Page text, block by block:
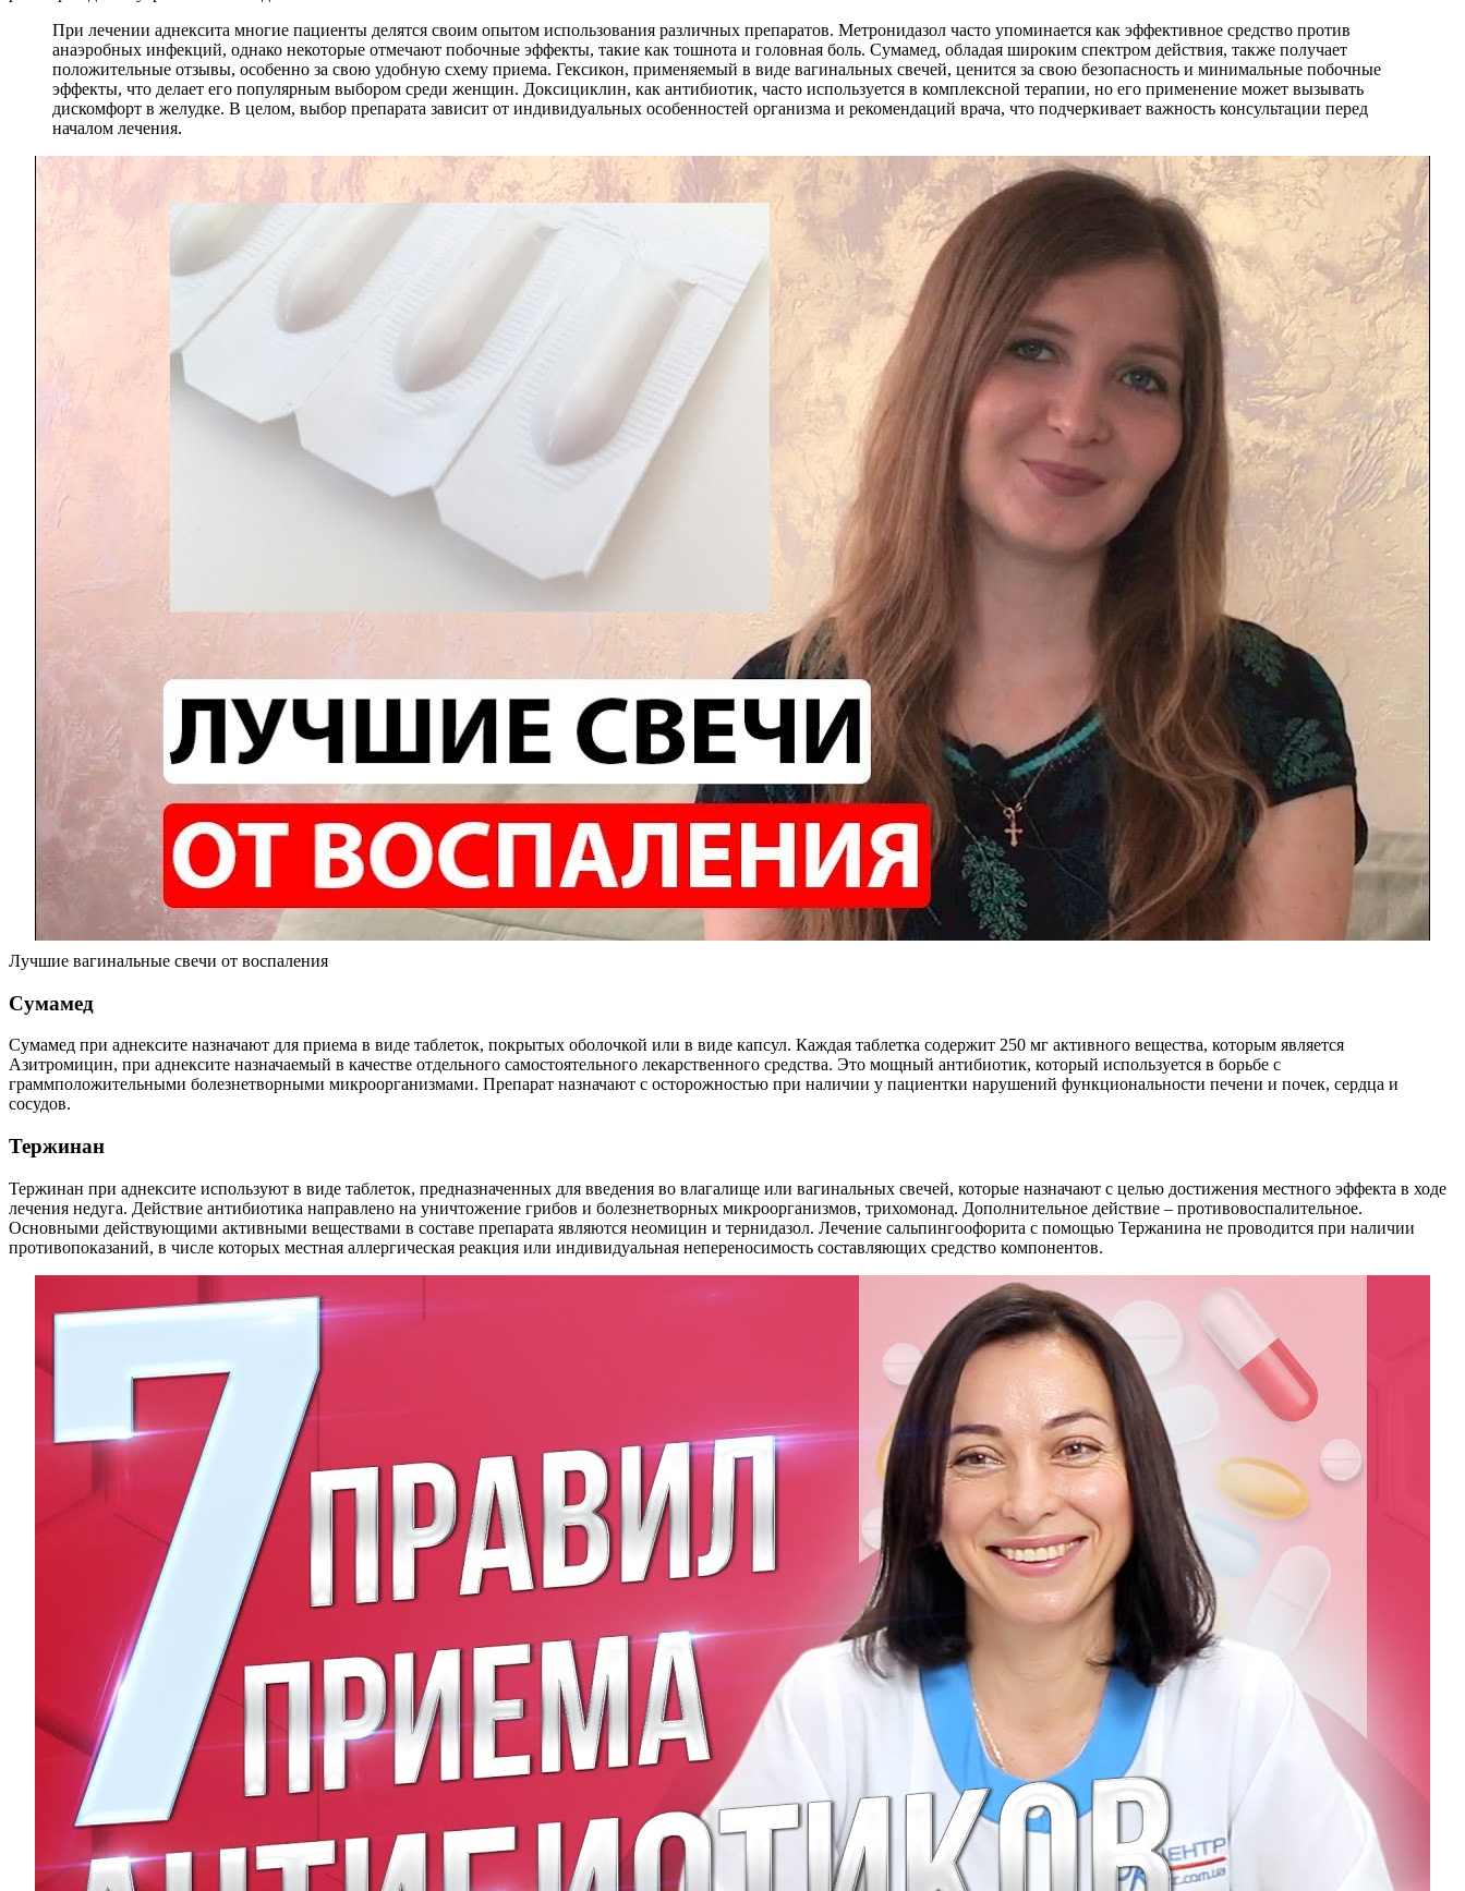
При лечении аднексита многие пациенты делятся своим опытом использования различных препаратов. Метронидазол часто упоминается как эффективное средство против
анаэробных инфекций, однако некоторые отмечают побочные эффекты, такие как тошнота и головная боль. Сумамед, обладая широким спектром действия, также получает
положительные отзывы, особенно за свою удобную схему приема. Гексикон, применяемый в виде вагинальных свечей, ценится за свою безопасность и минимальные побочные
эффекты, что делает его популярным выбором среди женщин. Доксициклин, как антибиотик, часто используется в комплексной терапии, но его применение может вызывать
дискомфорт в желудке. В целом, выбор препарата зависит от индивидуальных особенностей организма и рекомендаций врача, что подчеркивает важность консультации перед
началом лечения.
Лучшие вагинальные свечи от воспаления
Сумамед
Сумамед при аднексите назначают для приема в виде таблеток, покрытых оболочкой или в виде капсул. Каждая таблетка содержит 250 мг активного вещества, которым является
Азитромицин, при аднексите назначаемый в качестве отдельного самостоятельного лекарственного средства. Это мощный антибиотик, который используется в борьбе с
граммположительными болезнетворными микроорганизмами. Препарат назначают с осторожностью при наличии у пациентки нарушений функциональности печени и почек, сердца и
сосудов.
Тержинан
Тержинан при аднексите используют в виде таблеток, предназначенных для введения во влагалище или вагинальных свечей, которые назначают с целью достижения местного эффекта в ходе
лечения недуга. Действие антибиотика направлено на уничтожение грибов и болезнетворных микроорганизмов, трихомонад. Дополнительное действие – противовоспалительное.
Основными действующими активными веществами в составе препарата являются неомицин и тернидазол. Лечение сальпингоофорита с помощью Тержанина не проводится при наличии
противопоказаний, в числе которых местная аллергическая реакция или индивидуальная непереносимость составляющих средство компонентов.